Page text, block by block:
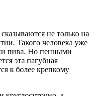
не только на
Такого человека уже
пива. Но пенными
эта пагубная
к более крепкому